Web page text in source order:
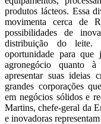
produtos lácteos. Essa
movimenta cerca de
possibilidades de
distribuição do
oportunidade para que
agronegócio quanto
apresentar suas ideias
grandes corporações
em negócios sólidos e
Martins, chefe-geral da
e inovadoras